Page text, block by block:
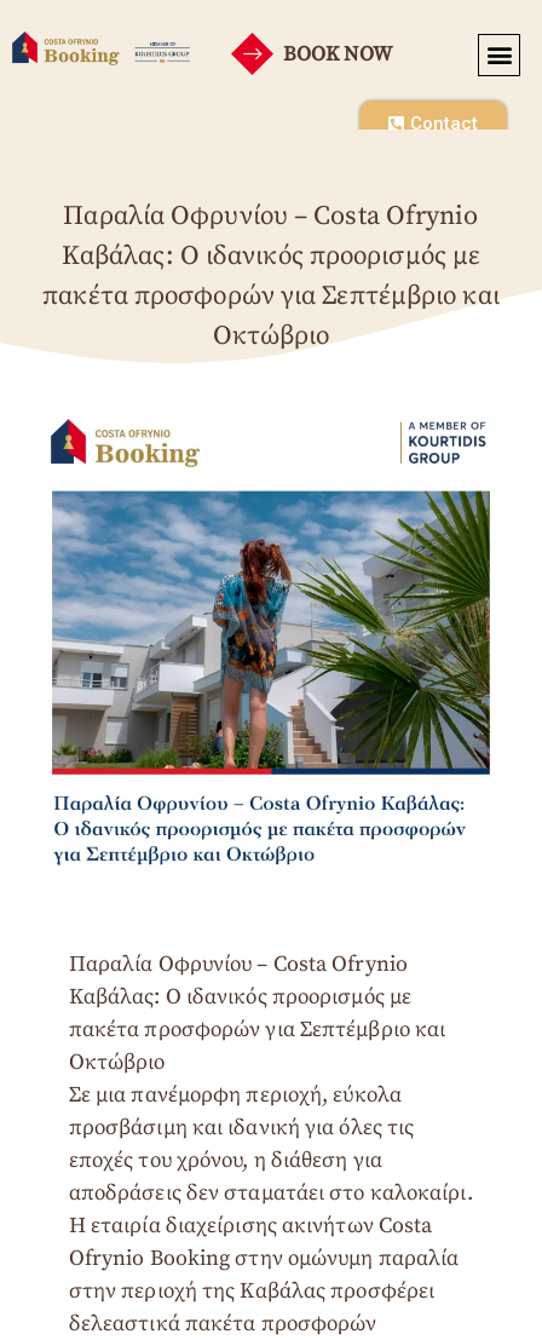
BOOK NOW
Contact
Παραλία Οφρυνίου – Costa Ofrynio
Καβάλας: Ο ιδανικός προορισμός με
πακέτα προσφορών για Σεπτέμβριο και
Οκτώβριο
Παραλία Οφρυνίου – Costa Ofrynio
Καβάλας: Ο ιδανικός προορισμός με
πακέτα προσφορών για Σεπτέμβριο και
Οκτώβριο
Σε μια πανέμορφη περιοχή, εύκολα
προσβάσιμη και ιδανική για όλες τις
εποχές του χρόνου, η διάθεση για
αποδράσεις δεν σταματάει στο καλοκαίρι.
Η εταιρία διαχείρισης ακινήτων Costa
Ofrynio Booking στην ομώνυμη παραλία
στην περιοχή της Καβάλας προσφέρει
δελεαστικά πακέτα προσφορών